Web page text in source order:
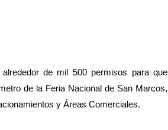
de mil 500 permisos para que
de la Feria Nacional de San Marcos,
y Áreas Comerciales.